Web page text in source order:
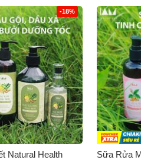
-18%
Natural Health
Sữa Rửa
cho chúng tôi qua số